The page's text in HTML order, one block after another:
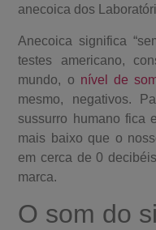
anecoica dos
Anecoica significa
testes americano,
mundo, o nível de
mesmo, negativos.
sussurro humano fica
mais baixo que o
em cerca de 0
marca.
O som do